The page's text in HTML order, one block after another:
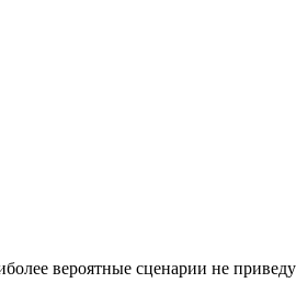
вероятные сценарии не